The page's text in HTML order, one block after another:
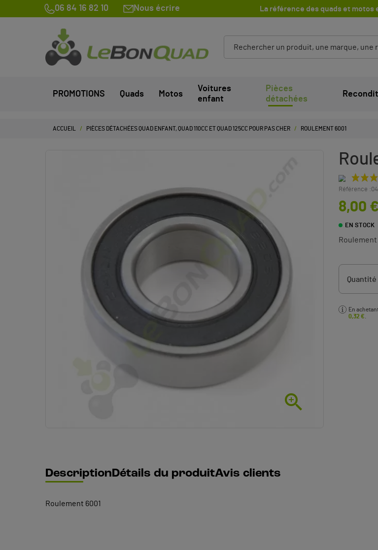
06 84 16 82 10 Nous écrire La référence des quads et motos
PROMOTIONS Quads Motos
Voitures
enfant
Pièces
détachées
ACCUEIL PIÈCES DÉTACHÉES QUAD ENFANT, QUAD 110CC ET QUAD 125CC POUR PAS CHER ROULEMENT 6001

Référence :
8,00 €
EN STOCK
Roulement
En
0,32 €
DescriptionDétails du produitAvis clients
Roulement 6001